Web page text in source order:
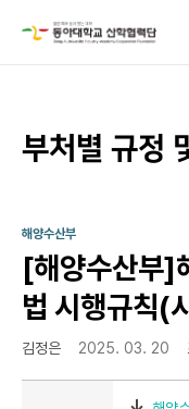
로그인
연구지원
기술사업화
부처별 규정
해양수산부
[해양수산부]
법 시행규칙
김정은 2025. 03. 20